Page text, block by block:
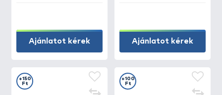
Ajánlatot kérek Ajánlatot kérek
+150
Ft
+100
Ft